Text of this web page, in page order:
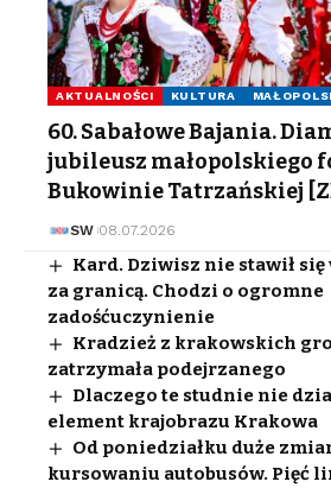
AKTUALNOŚCI KULTURA
60. Sabałowe Bajania.
jubileusz małopolskiego
Bukowinie Tatrzańskiej
SW 08.07.2026
Kard. Dziwisz nie stawił się
za granicą. Chodzi o ogromne
zadośćuczynienie
Kradzież z krakowskich
zatrzymała podejrzanego
Dlaczego te studnie nie
element krajobrazu Krakowa
Od poniedziałku duże
kursowaniu autobusów. Pięć